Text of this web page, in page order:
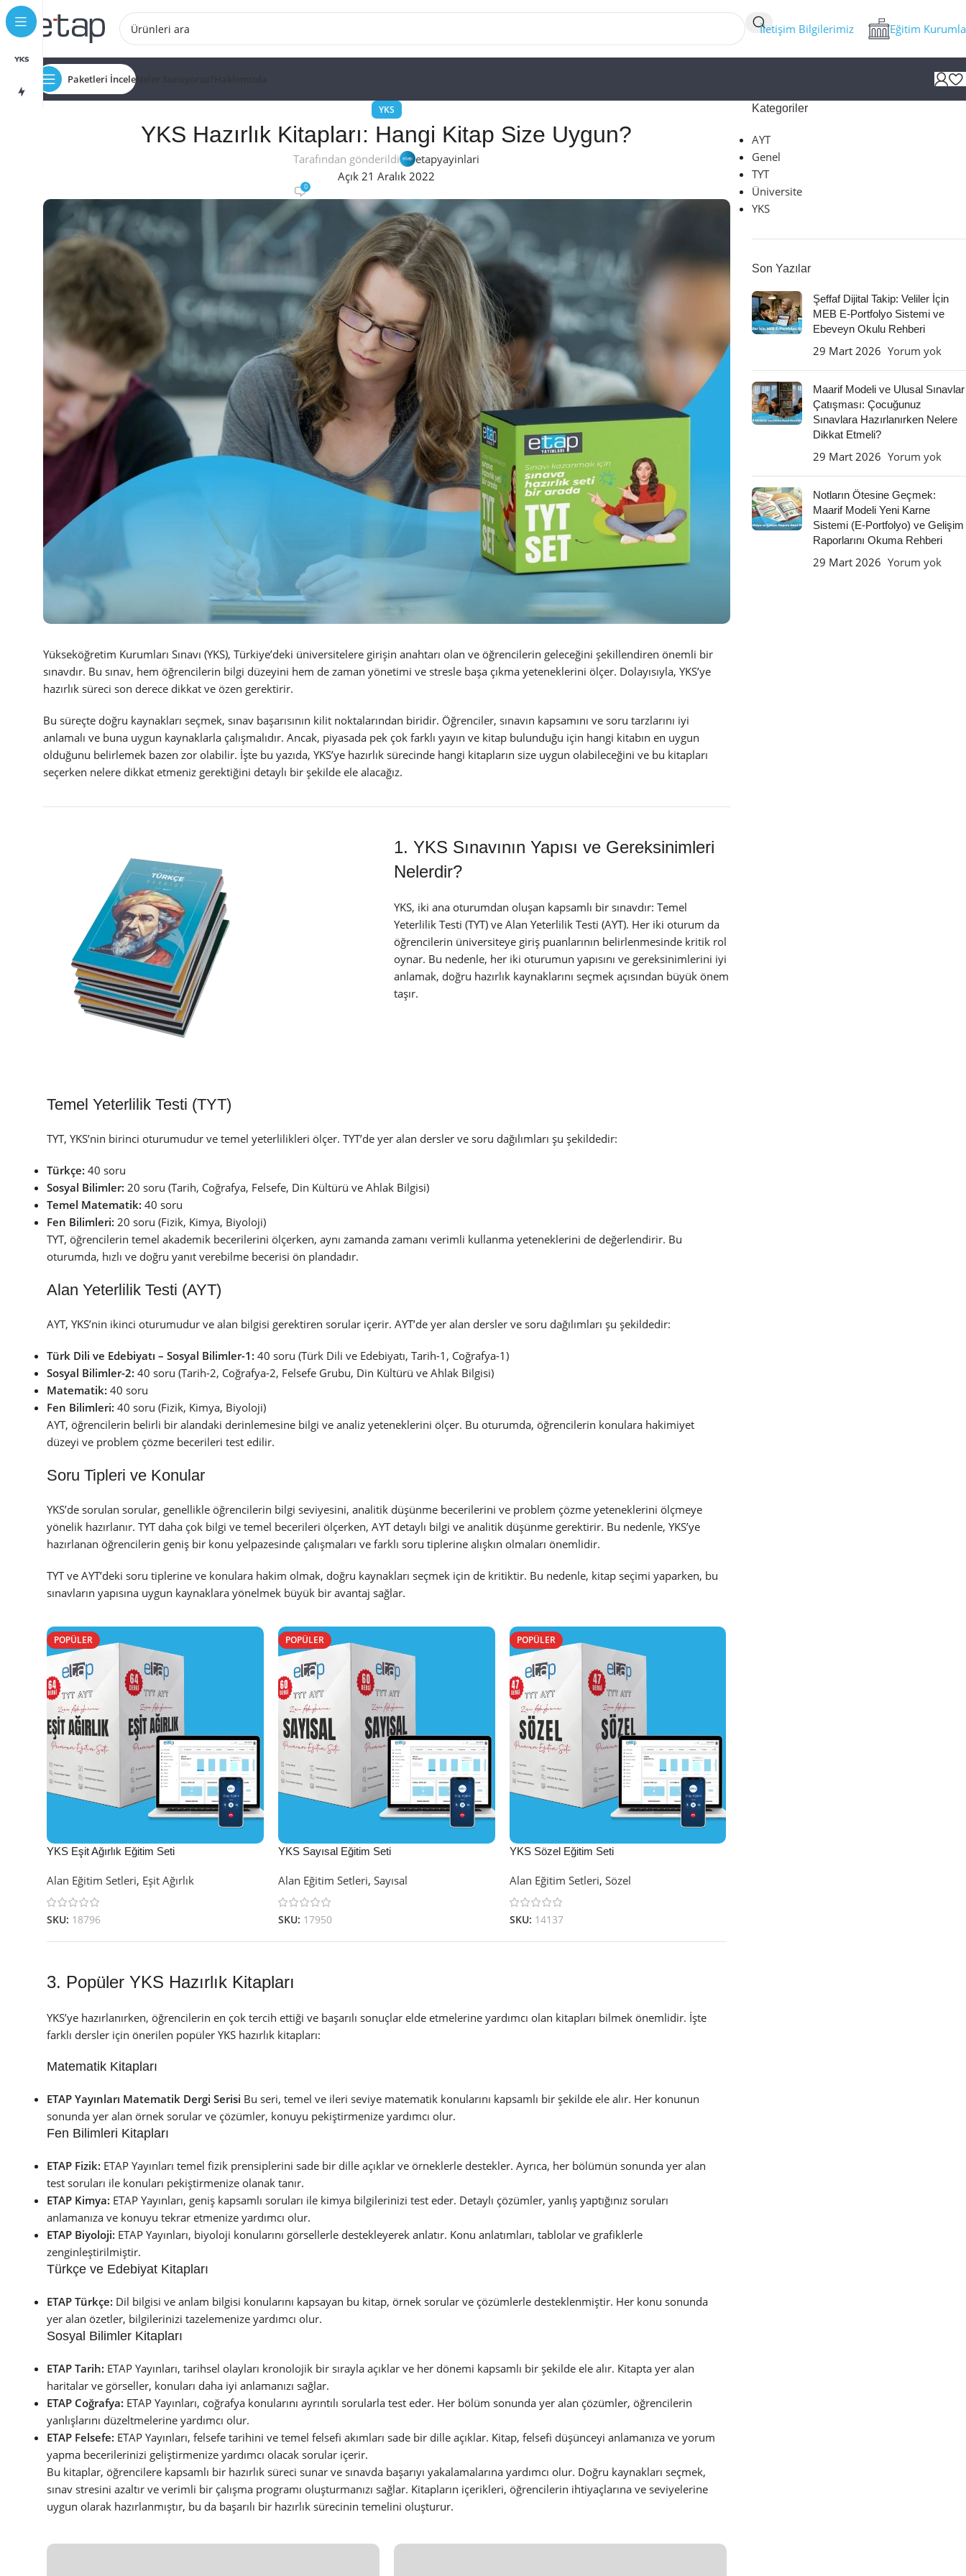
İletişim Bilgilerimiz Eğitim
Paketleri İncele Neler Sunuyoruz? Hakkımızda
YKS
YKS Hazırlık Kitapları: Hangi Kitap Size Uygun?
Tarafından gönderildi
etapyayinlari
Açık 21 Aralık 2022
0
Yükseköğretim Kurumları Sınavı (YKS), Türkiye’deki üniversitelere girişin anahtarı olan ve öğrencilerin geleceğini şekillendiren önemli bir
sınavdır. Bu sınav, hem öğrencilerin bilgi düzeyini hem de zaman yönetimi ve stresle başa çıkma yeteneklerini ölçer. Dolayısıyla, YKS’ye
hazırlık süreci son derece dikkat ve özen gerektirir.
Bu süreçte doğru kaynakları seçmek, sınav başarısının kilit noktalarından biridir. Öğrenciler, sınavın kapsamını ve soru tarzlarını iyi
anlamalı ve buna uygun kaynaklarla çalışmalıdır. Ancak, piyasada pek çok farklı yayın ve kitap bulunduğu için hangi kitabın en uygun
olduğunu belirlemek bazen zor olabilir. İşte bu yazıda, YKS’ye hazırlık sürecinde hangi kitapların size uygun olabileceğini ve bu kitapları
seçerken nelere dikkat etmeniz gerektiğini detaylı bir şekilde ele alacağız.
1. YKS Sınavının Yapısı ve Gereksinimleri
Nelerdir?
YKS, iki ana oturumdan oluşan kapsamlı bir sınavdır: Temel
Yeterlilik Testi (TYT) ve Alan Yeterlilik Testi (AYT). Her iki oturum da
öğrencilerin üniversiteye giriş puanlarının belirlenmesinde kritik rol
oynar. Bu nedenle, her iki oturumun yapısını ve gereksinimlerini iyi
anlamak, doğru hazırlık kaynaklarını seçmek açısından büyük önem
taşır.
Temel Yeterlilik Testi (TYT)
TYT, YKS’nin birinci oturumudur ve temel yeterlilikleri ölçer. TYT’de yer alan dersler ve soru dağılımları şu şekildedir:
Türkçe: 40 soru
Sosyal Bilimler: 20 soru (Tarih, Coğrafya, Felsefe, Din Kültürü ve Ahlak Bilgisi)
Temel Matematik: 40 soru
Fen Bilimleri: 20 soru (Fizik, Kimya, Biyoloji)
TYT, öğrencilerin temel akademik becerilerini ölçerken, aynı zamanda zamanı verimli kullanma yeteneklerini de değerlendirir. Bu
oturumda, hızlı ve doğru yanıt verebilme becerisi ön plandadır.
Alan Yeterlilik Testi (AYT)
AYT, YKS’nin ikinci oturumudur ve alan bilgisi gerektiren sorular içerir. AYT’de yer alan dersler ve soru dağılımları şu şekildedir:
Türk Dili ve Edebiyatı – Sosyal Bilimler-1: 40 soru (Türk Dili ve Edebiyatı, Tarih-1, Coğrafya-1)
Sosyal Bilimler-2: 40 soru (Tarih-2, Coğrafya-2, Felsefe Grubu, Din Kültürü ve Ahlak Bilgisi)
Matematik: 40 soru
Fen Bilimleri: 40 soru (Fizik, Kimya, Biyoloji)
AYT, öğrencilerin belirli bir alandaki derinlemesine bilgi ve analiz yeteneklerini ölçer. Bu oturumda, öğrencilerin konulara hakimiyet
düzeyi ve problem çözme becerileri test edilir.
Soru Tipleri ve Konular
YKS’de sorulan sorular, genellikle öğrencilerin bilgi seviyesini, analitik düşünme becerilerini ve problem çözme yeteneklerini ölçmeye
yönelik hazırlanır. TYT daha çok bilgi ve temel becerileri ölçerken, AYT detaylı bilgi ve analitik düşünme gerektirir. Bu nedenle, YKS’ye
hazırlanan öğrencilerin geniş bir konu yelpazesinde çalışmaları ve farklı soru tiplerine alışkın olmaları önemlidir.
TYT ve AYT’deki soru tiplerine ve konulara hakim olmak, doğru kaynakları seçmek için de kritiktir. Bu nedenle, kitap seçimi yaparken, bu
sınavların yapısına uygun kaynaklara yönelmek büyük bir avantaj sağlar.
POPÜLER
YKS Eşit Ağırlık Eğitim Seti
Alan Eğitim Setleri, Eşit Ağırlık
SKU: 18796
POPÜLER
YKS Sayısal Eğitim Seti
Alan Eğitim Setleri, Sayısal
SKU: 17950
POPÜLER
YKS Sözel Eğitim Seti
Alan Eğitim Setleri, Sözel
SKU: 14137
3. Popüler YKS Hazırlık Kitapları
YKS’ye hazırlanırken, öğrencilerin en çok tercih ettiği ve başarılı sonuçlar elde etmelerine yardımcı olan kitapları bilmek önemlidir. İşte
farklı dersler için önerilen popüler YKS hazırlık kitapları:
Matematik Kitapları
ETAP Yayınları Matematik Dergi Serisi Bu seri, temel ve ileri seviye matematik konularını kapsamlı bir şekilde ele alır. Her konunun
sonunda yer alan örnek sorular ve çözümler, konuyu pekiştirmenize yardımcı olur.
Fen Bilimleri Kitapları
ETAP Fizik: ETAP Yayınları temel fizik prensiplerini sade bir dille açıklar ve örneklerle destekler. Ayrıca, her bölümün sonunda yer alan
test soruları ile konuları pekiştirmenize olanak tanır.
ETAP Kimya: ETAP Yayınları, geniş kapsamlı soruları ile kimya bilgilerinizi test eder. Detaylı çözümler, yanlış yaptığınız soruları
anlamanıza ve konuyu tekrar etmenize yardımcı olur.
ETAP Biyoloji: ETAP Yayınları, biyoloji konularını görsellerle destekleyerek anlatır. Konu anlatımları, tablolar ve grafiklerle
zenginleştirilmiştir.
Türkçe ve Edebiyat Kitapları
ETAP Türkçe: Dil bilgisi ve anlam bilgisi konularını kapsayan bu kitap, örnek sorular ve çözümlerle desteklenmiştir. Her konu sonunda
yer alan özetler, bilgilerinizi tazelemenize yardımcı olur.
Sosyal Bilimler Kitapları
ETAP Tarih: ETAP Yayınları, tarihsel olayları kronolojik bir sırayla açıklar ve her dönemi kapsamlı bir şekilde ele alır. Kitapta yer alan
haritalar ve görseller, konuları daha iyi anlamanızı sağlar.
ETAP Coğrafya: ETAP Yayınları, coğrafya konularını ayrıntılı sorularla test eder. Her bölüm sonunda yer alan çözümler, öğrencilerin
yanlışlarını düzeltmelerine yardımcı olur.
ETAP Felsefe: ETAP Yayınları, felsefe tarihini ve temel felsefi akımları sade bir dille açıklar. Kitap, felsefi düşünceyi anlamanıza ve yorum
yapma becerilerinizi geliştirmenize yardımcı olacak sorular içerir.
Bu kitaplar, öğrencilere kapsamlı bir hazırlık süreci sunar ve sınavda başarıyı yakalamalarına yardımcı olur. Doğru kaynakları seçmek,
sınav stresini azaltır ve verimli bir çalışma programı oluşturmanızı sağlar. Kitapların içerikleri, öğrencilerin ihtiyaçlarına ve seviyelerine
uygun olarak hazırlanmıştır, bu da başarılı bir hazırlık sürecinin temelini oluşturur.
Kategoriler
AYT
Genel
TYT
Üniversite
YKS
Son Yazılar
Şeffaf Dijital Takip: Veliler İçin
MEB E-Portfolyo Sistemi ve
Ebeveyn Okulu Rehberi
29 Mart 2026 Yorum yok
Maarif Modeli ve Ulusal Sınavlar
Çatışması: Çocuğunuz
Sınavlara Hazırlanırken Nelere
Dikkat Etmeli?
29 Mart 2026 Yorum yok
Notların Ötesine Geçmek:
Maarif Modeli Yeni Karne
Sistemi (E-Portfolyo) ve Gelişim
Raporlarını Okuma Rehberi
29 Mart 2026 Yorum yok